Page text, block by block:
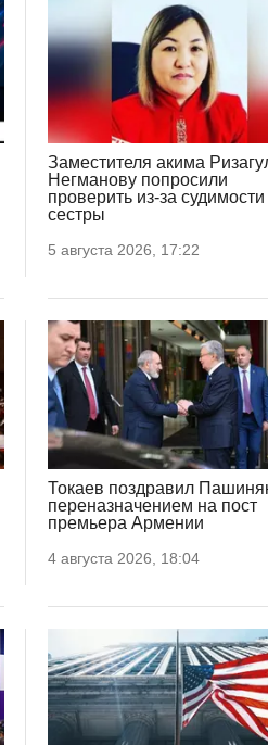
Заместителя акима
Негманову попросили
проверить из-за судимости
сестры
5 августа 2026, 17:22
Токаев поздравил
переназначением на пост
премьера Армении
4 августа 2026, 18:04